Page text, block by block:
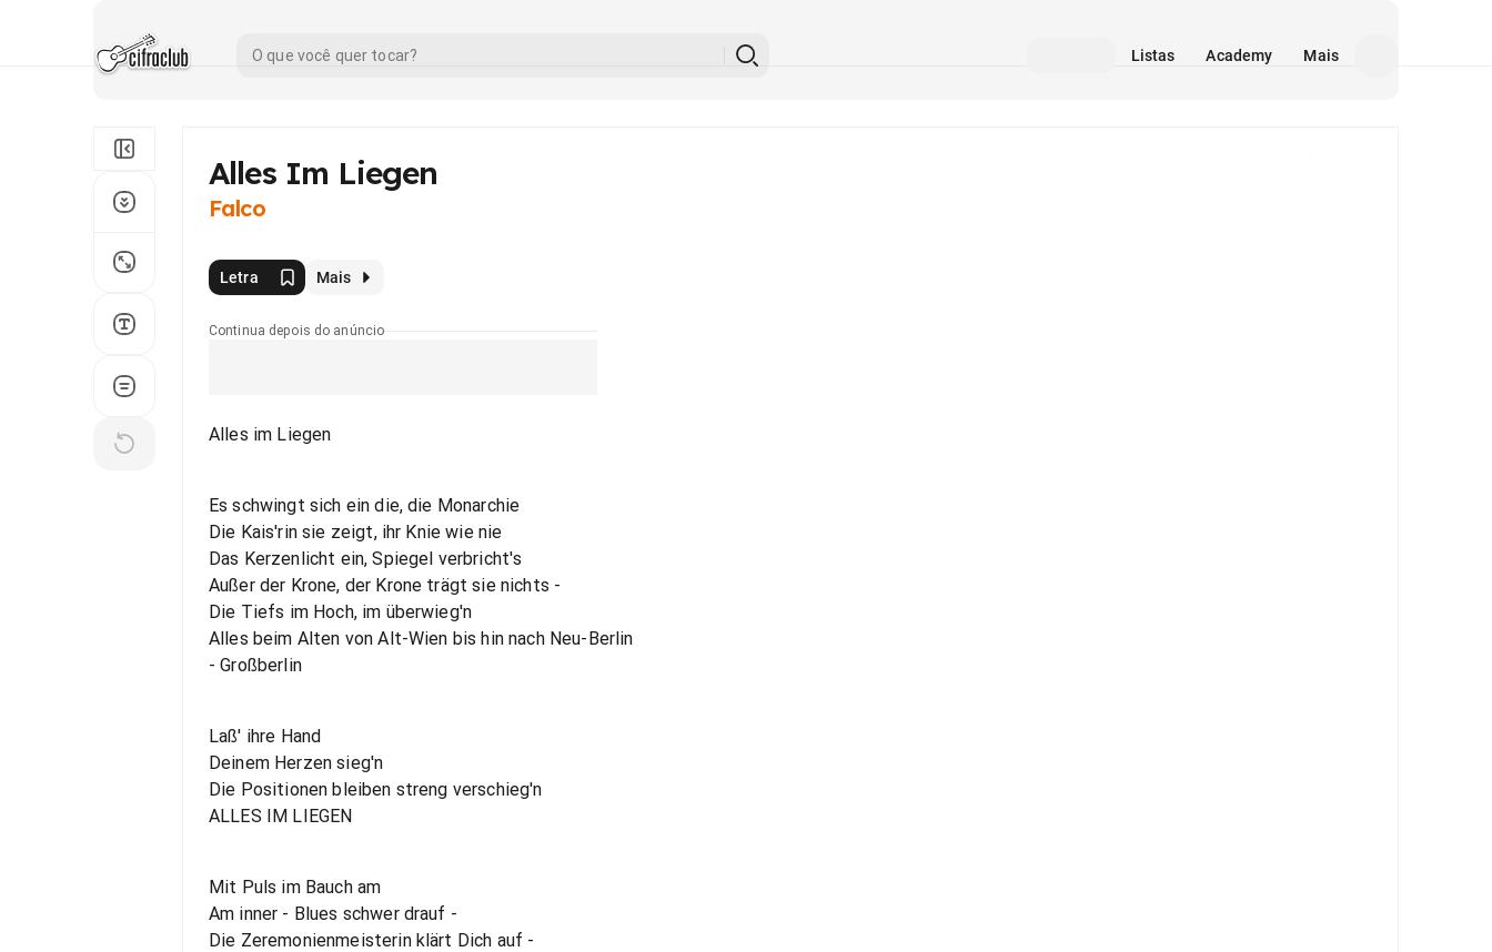
Listas Academy Mais
Alles Im Liegen
Falco
Letra Mais
Continua depois do anúncio
Alles im Liegen
Es schwingt sich ein die, die Monarchie
Die Kais'rin sie zeigt, ihr Knie wie nie
Das Kerzenlicht ein, Spiegel verbricht's
Außer der Krone, der Krone trägt sie nichts -
Die Tiefs im Hoch, im überwieg'n
Alles beim Alten von Alt-Wien bis hin nach Neu-Berlin
- Großberlin
Laß' ihre Hand
Deinem Herzen sieg'n
Die Positionen bleiben streng verschieg'n
ALLES IM LIEGEN
Mit Puls im Bauch am
Am inner - Blues schwer drauf -
Die Zeremonienmeisterin klärt Dich auf -